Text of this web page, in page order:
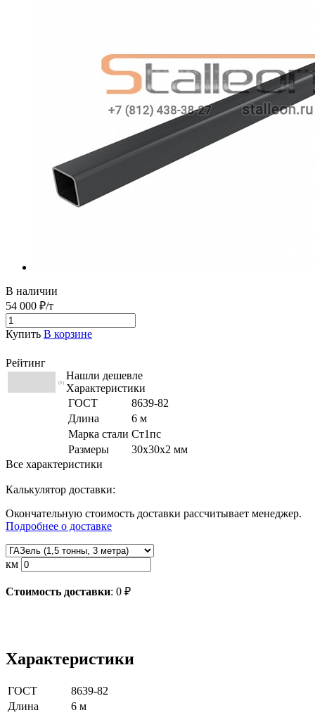
В наличии
54 000 ₽/т
Купить В корзине
Рейтинг
(0)
Нашли дешевле
Характеристики
ГОСТ
8639-82
Длина
6 м
Марка стали Ст1пс
Размеры
30х30х2 мм
Все характеристики
Калькулятор доставки:
Окончательную стоимость доставки рассчитывает менеджер.
Подробнее о доставке
км
Стоимость доставки: 0 ₽
Характеристики
ГОСТ
8639-82
Длина
6 м